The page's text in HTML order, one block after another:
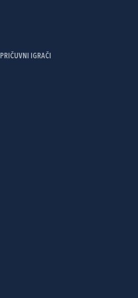
PRIČUVNI IGRAČI